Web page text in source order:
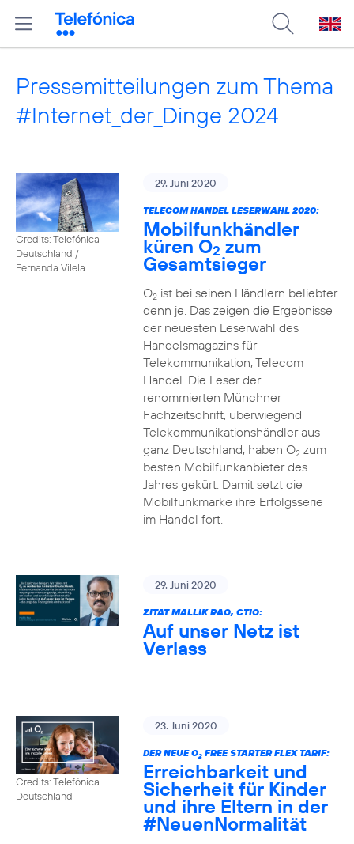
Pressemitteilungen zum Thema
#Internet_der_Dinge 2024
Credits: Telefónica
Deutschland /
Fernanda Vilela
29. Juni 2020
TELECOM HANDEL LESERWAHL 2020:
Mobilfunkhändler
küren O2 zum
Gesamtsieger
O2ist bei seinen Händlern beliebter
denn je. Das zeigen die Ergebnisse
der neuesten Leserwahl des
Handelsmagazins für
Telekommunikation, Telecom
Handel. Die Leser der
renommierten Münchner
Fachzeitschrift, überwiegend
Telekommunikationshändler aus
ganz Deutschland, haben O2zum
besten Mobilfunkanbieter des
Jahres gekürt. Damit setzt die
Mobilfunkmarke ihre Erfolgsserie
im Handel fort.
29. Juni 2020
ZITAT MALLIK RAO, CTIO:
Auf unser Netz ist
Verlass
Credits: Telefónica
Deutschland
23. Juni 2020
DER NEUE O2FREE STARTER FLEX TARIF:
Erreichbarkeit und
Sicherheit für Kinder
und ihre Eltern in der
#NeuenNormalität